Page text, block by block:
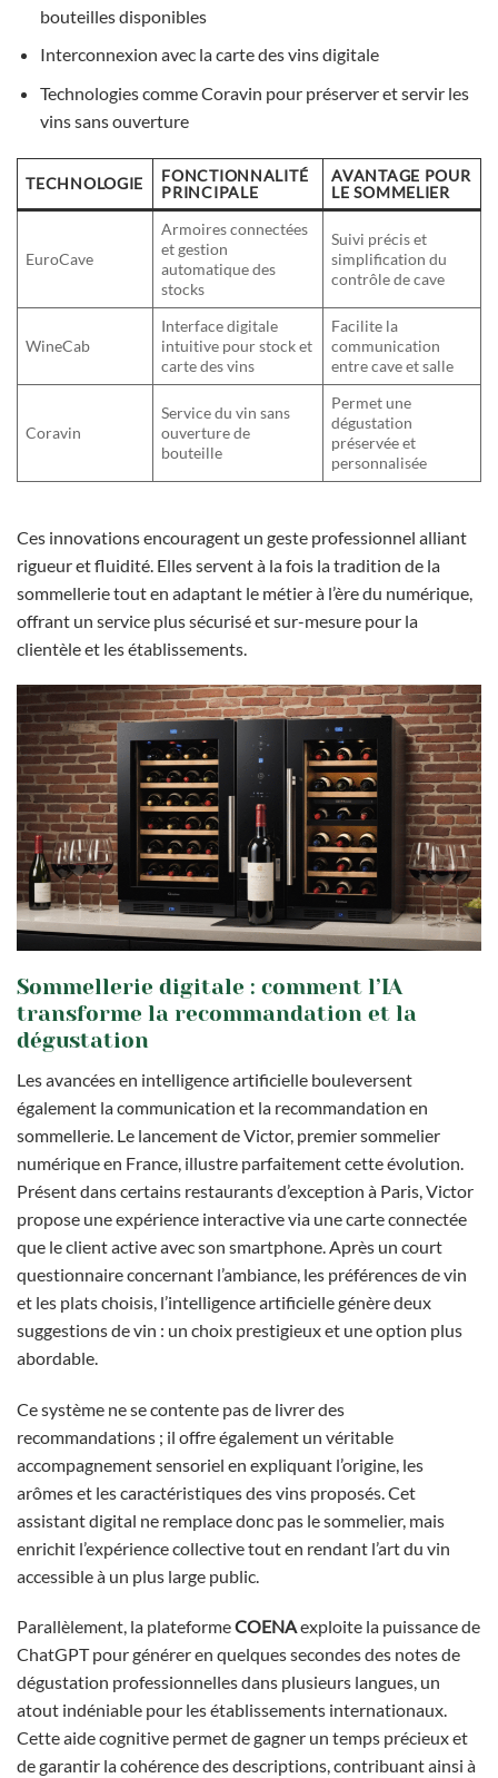
bouteilles disponibles
Interconnexion avec la carte des vins digitale
Technologies comme Coravin pour préserver et servir les
vins sans ouverture
TECHNOLOGIE
FONCTIONNALITÉ
PRINCIPALE
AVANTAGE POUR
LE SOMMELIER
EuroCave
Armoires connectées
et gestion
automatique des
stocks
Suivi précis et
simplification du
contrôle de cave
WineCab
Interface digitale
intuitive pour stock et
carte des vins
Facilite la
communication
entre cave et salle
Coravin
Service du vin sans
ouverture de
bouteille
Permet une
dégustation
préservée et
personnalisée
Ces innovations encouragent un geste professionnel alliant
rigueur et fluidité. Elles servent à la fois la tradition de la
sommellerie tout en adaptant le métier à l’ère du numérique,
offrant un service plus sécurisé et sur-mesure pour la
clientèle et les établissements.
Sommellerie digitale : comment l’IA
transforme la recommandation et la
dégustation
Les avancées en intelligence artificielle bouleversent
également la communication et la recommandation en
sommellerie. Le lancement de Victor, premier sommelier
numérique en France, illustre parfaitement cette évolution.
Présent dans certains restaurants d’exception à Paris, Victor
propose une expérience interactive via une carte connectée
que le client active avec son smartphone. Après un court
questionnaire concernant l’ambiance, les préférences de vin
et les plats choisis, l’intelligence artificielle génère deux
suggestions de vin : un choix prestigieux et une option plus
abordable.
Ce système ne se contente pas de livrer des
recommandations ; il offre également un véritable
accompagnement sensoriel en expliquant l’origine, les
arômes et les caractéristiques des vins proposés. Cet
assistant digital ne remplace donc pas le sommelier, mais
enrichit l’expérience collective tout en rendant l’art du vin
accessible à un plus large public.
Parallèlement, la plateformeCOENAexploite la puissance de
ChatGPT pour générer en quelques secondes des notes de
dégustation professionnelles dans plusieurs langues, un
atout indéniable pour les établissements internationaux.
Cette aide cognitive permet de gagner un temps précieux et
de garantir la cohérence des descriptions, contribuant ainsi à